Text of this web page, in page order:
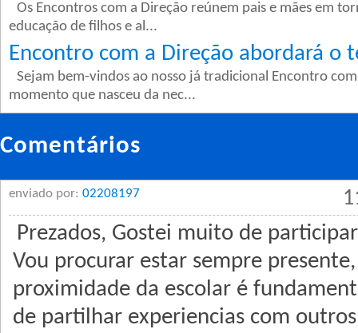
Os Encontros com a Direção reúnem pais e mães em
educação de filhos e al...
Encontro com a Direção abordará o
Sejam bem-vindos ao nosso já tradicional Encontro
momento que nasceu da nec...
Comentários
enviado por: 02208197
Prezados, Gostei muito de
Vou procurar estar sempre
proximidade da escolar é
de partilhar experiencias com